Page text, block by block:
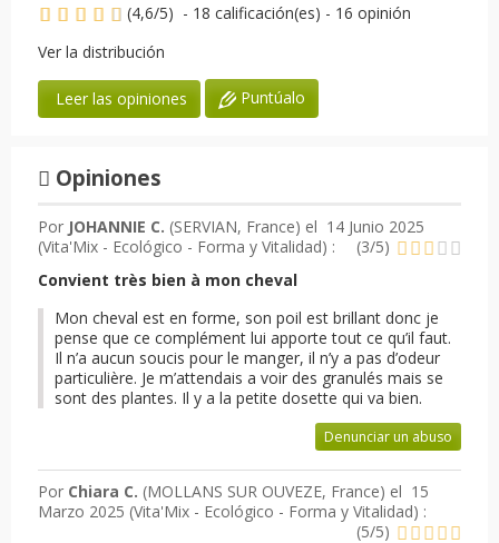
(4,6/5) - 18 calificación(es) - 16 opinión
Ver la distribución
Leer las opiniones Puntúalo
Opiniones
Por JOHANNIE C. (SERVIAN, France) el 14 Junio 2025
(Vita'Mix - Ecológico - Forma y Vitalidad) : (3/5)
Convient très bien à mon cheval
Mon cheval est en forme, son poil est brillant donc je
pense que ce complément lui apporte tout ce qu’il faut.
Il n’a aucun soucis pour le manger, il n’y a pas d’odeur
particulière. Je m’attendais a voir des granulés mais se
sont des plantes. Il y a la petite dosette qui va bien.
Denunciar un abuso
Por Chiara C. (MOLLANS SUR OUVEZE, France) el 15
Marzo 2025 (Vita'Mix - Ecológico - Forma y Vitalidad) :
(5/5)